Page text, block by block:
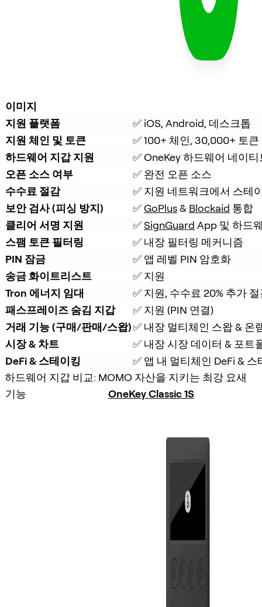
이미지
지원 플랫폼
✅ iOS, Android, 데스크톱
지원 체인 및 토큰
✅ 100+ 체인, 30,000+ 토큰
하드웨어 지갑 지원
✅ OneKey 하드웨어 네이
오픈 소스 여부
✅ 완전 오픈 소스
수수료 절감
✅ 지원 네트워크에서 스테
보안 검사 (피싱 방지)
✅ GoPlus & Blockaid 통합
클리어 서명 지원
✅ SignGuard App 및 하드
스팸 토큰 필터링
✅ 내장 필터링 메커니즘
PIN 잠금
✅ 앱 레벨 PIN 암호화
송금 화이트리스트
✅ 지원
Tron 에너지 임대
✅ 지원, 수수료 20% 추가
패스프레이즈 숨김 지갑
✅ 지원 (PIN 연결)
거래 기능 (구매/판매/스왑)✅ 내장 멀티체인 스왑 & 온
시장 & 차트
✅ 내장 시장 데이터 & 포트
DeFi & 스테이킹
✅ 앱 내 멀티체인 DeFi &
하드웨어 지갑 비교: MOMO 자산을 지키는 최강 요새
기능
OneKey Classic 1S